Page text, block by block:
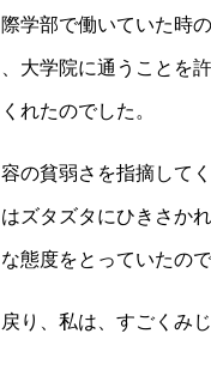
学部で働いていた時
大学院に通うことを
れたのでした。
の貧弱さを指摘して
ズタズタにひきさか
態度をとっていたので
り、私は、すごくみ